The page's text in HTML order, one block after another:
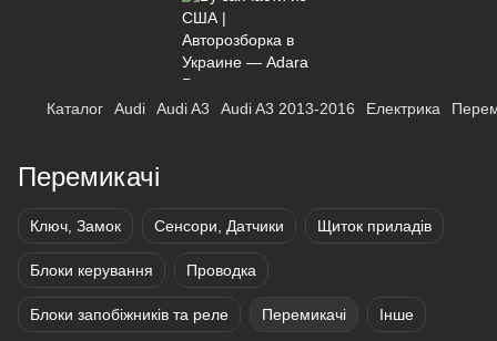
Каталог Audi Audi A3 Audi A3 2013-2016 Електрика
Перемикачі
Ключ, Замок Сенсори, Датчики Щиток приладів
Блоки керування Проводка
Блоки запобіжників та реле Перемикачі Інше